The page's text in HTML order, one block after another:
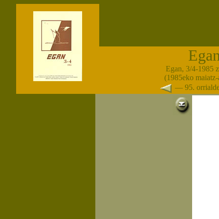
Egan, 3/4-1985
(1985eko
— 95.